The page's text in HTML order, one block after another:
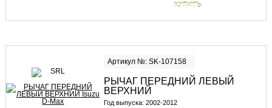
КУПИТЬ
Артикул №: SK-107158
РЫЧАГ ПЕРЕДНИЙ ЛЕВЫЙ
ВЕРХНИЙ
Год выпуска: 2002-2012